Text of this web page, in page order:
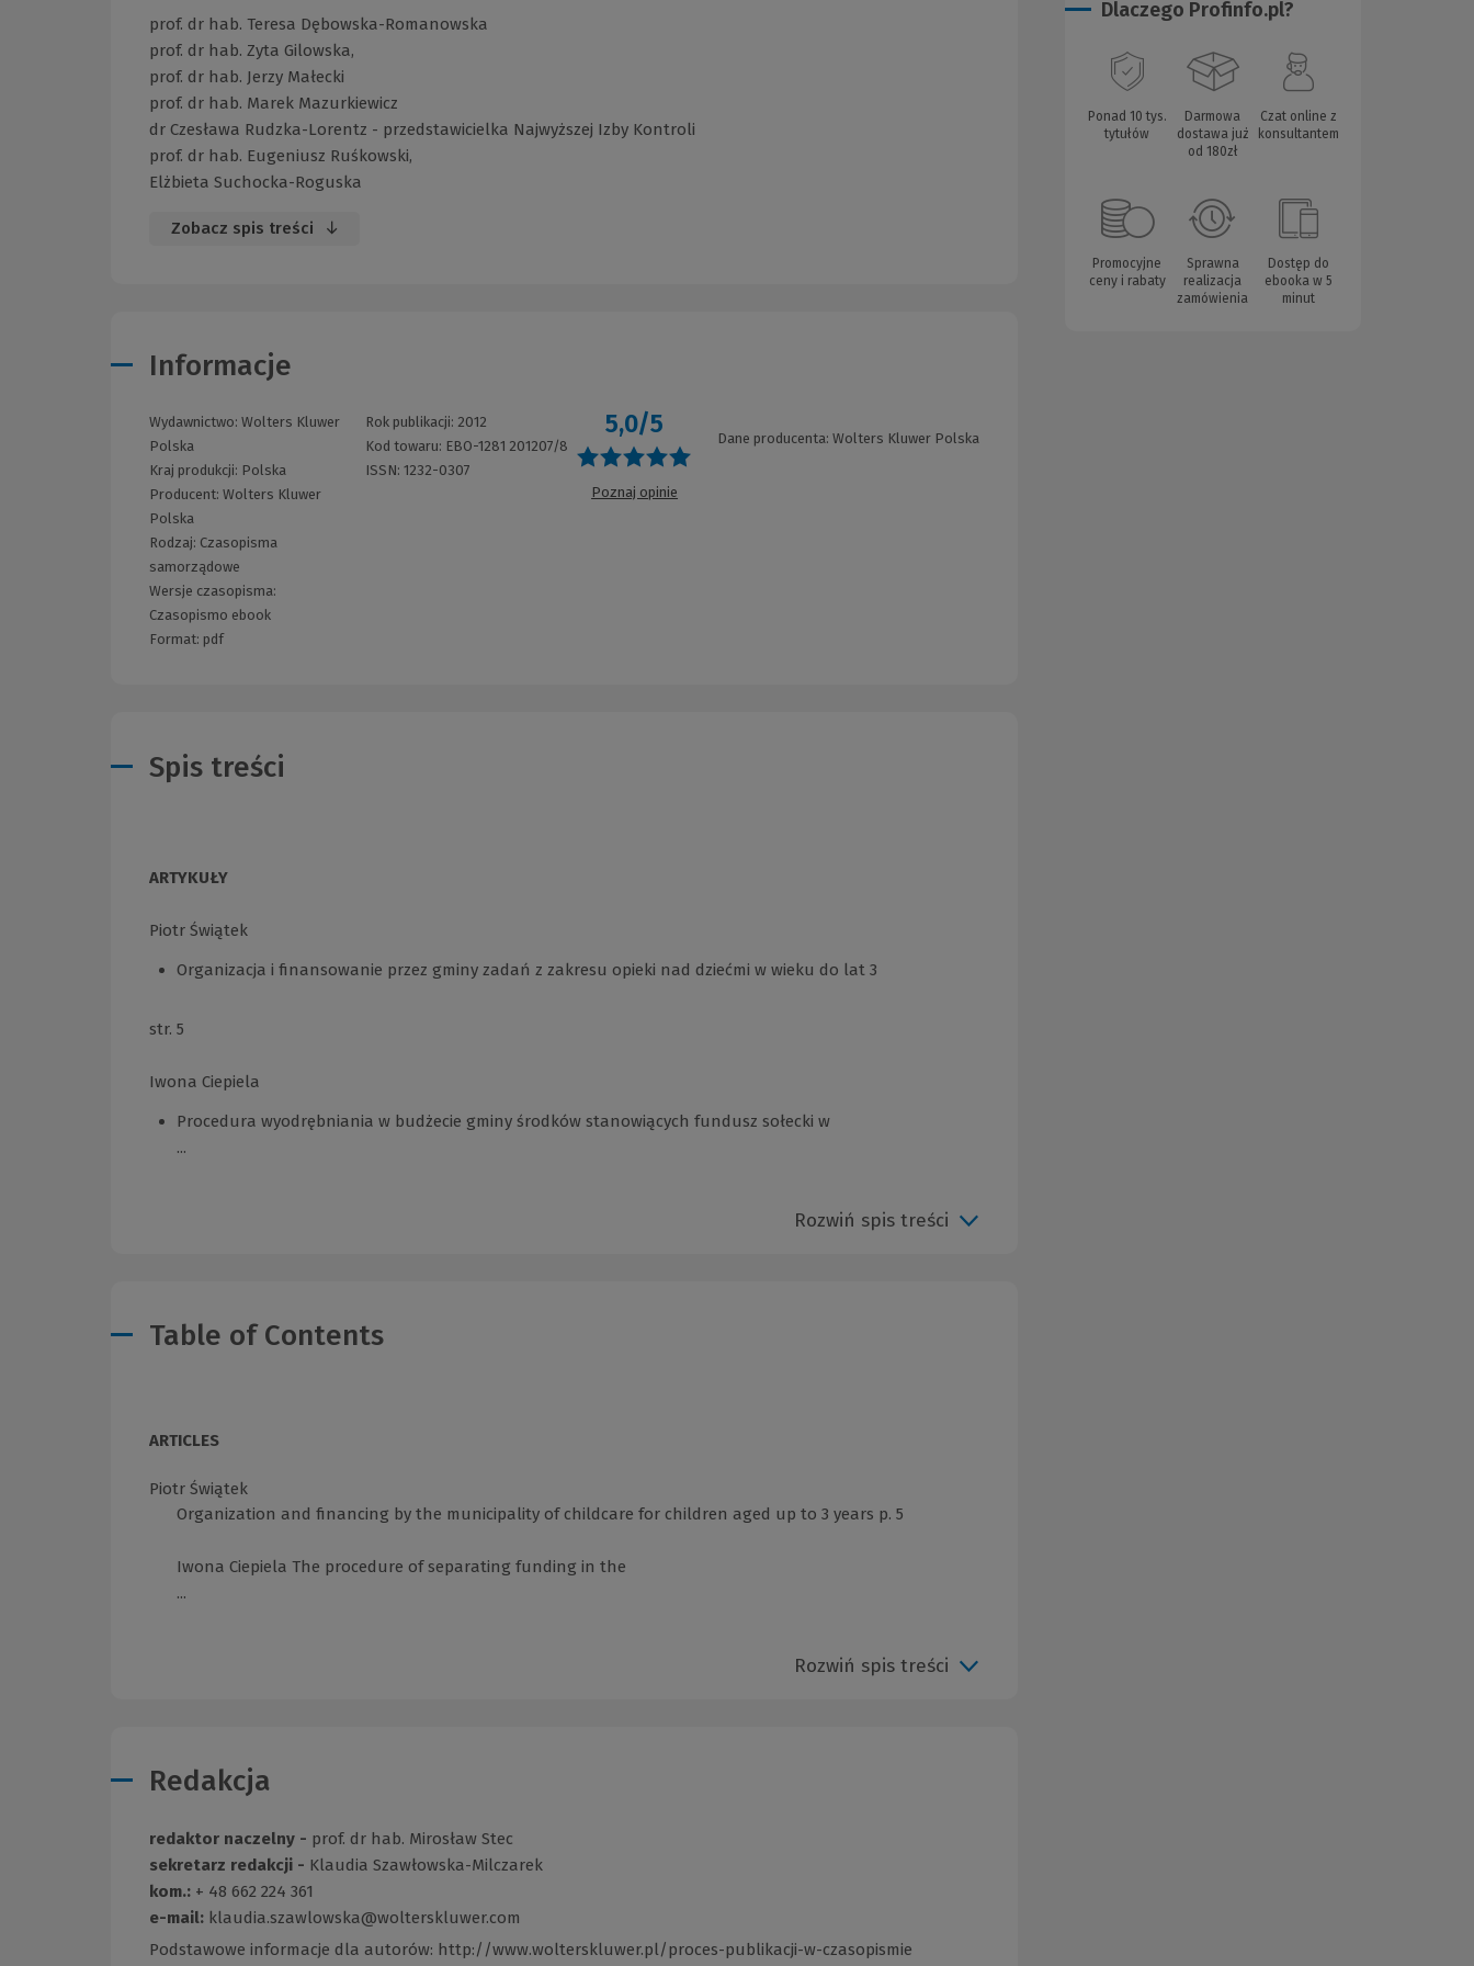
prof. dr hab. Teresa Dębowska-Romanowska
prof. dr hab. Zyta Gilowska,
prof. dr hab. Jerzy Małecki
prof. dr hab. Marek Mazurkiewicz
dr Czesława Rudzka-Lorentz - przedstawicielka Najwyższej Izby Kontroli
prof. dr hab. Eugeniusz Ruśkowski,
Elżbieta Suchocka-Roguska
Zobacz spis treści
Informacje
Wydawnictwo: Wolters Kluwer
Polska
Kraj produkcji: Polska
Producent: Wolters Kluwer
Polska
Rodzaj: Czasopisma
samorządowe
Wersje czasopisma:
Czasopismo ebook
Format: pdf
Rok publikacji: 2012
Kod towaru: EBO-1281 201207/8
ISSN:1232-0307
5,0/5
Poznaj opinie
Dane producenta: Wolters Kluwer Polska
Spis treści
ARTYKUŁY
Piotr Świątek
Organizacja i finansowanie przez gminy zadań z zakresu opieki nad dziećmi w wieku do lat 3
str. 5
Iwona Ciepiela
Procedura wyodrębniania w budżecie gminy środków stanowiących fundusz sołecki w
...
Rozwiń spis treści
Table of Contents
ARTICLES
Piotr Świątek
Organization and financing by the municipality of childcare for children aged up to 3 years p. 5
Iwona Ciepiela The procedure of separating funding in the
...
Rozwiń spis treści
Redakcja
redaktor naczelny - prof. dr hab. Mirosław Stec
sekretarz redakcji - Klaudia Szawłowska-Milczarek
kom.: + 48 662 224 361
e-mail: klaudia.szawlowska@wolterskluwer.com
Podstawowe informacje dla autorów: http://www.wolterskluwer.pl/proces-publikacji-w-czasopismie
Dlaczego Profinfo.pl?
Ponad 10 tys.
tytułów
Darmowa
dostawa już
od 180zł
Czat online z
konsultantem
Promocyjne
ceny i rabaty
Sprawna
realizacja
zamówienia
Dostęp do
ebooka w 5
minut